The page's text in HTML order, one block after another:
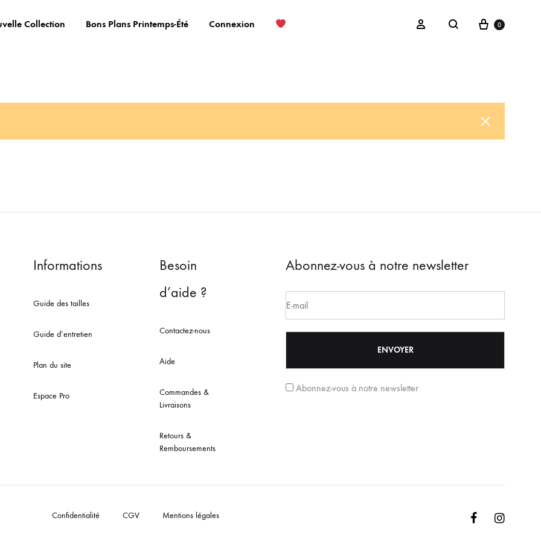
Collection Bons Plans Printemps-Été Connexion Sign in
Search
Cart
0
Informations
Guide des tailles
Guide d’entretien
Plan du site
Espace Pro
Besoin
d’aide ?
Contactez-nous
Aide
Commandes &
Livraisons
Retours &
Remboursements
Abonnez-vous à notre newsletter
Abonnez-vous à notre newsletter
Confidentialité CGV Mentions légales Facebook